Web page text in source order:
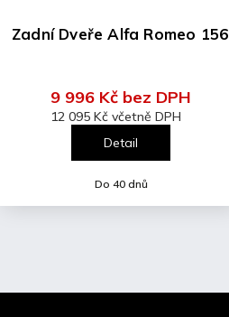
Zadní Dveře Alfa Romeo 156
Do 40 dnů
12 095 Kč včetně DPH
9 996 Kč bez DPH
Detail